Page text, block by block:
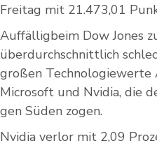
Freitag mit 21.473,01
Auffälligbeim Dow Jones
überdurchschnittlich
großen Technologiewerte
Microsoft und Nvidia, die
gen Süden zogen.
Nvidia verlor mit 2,09